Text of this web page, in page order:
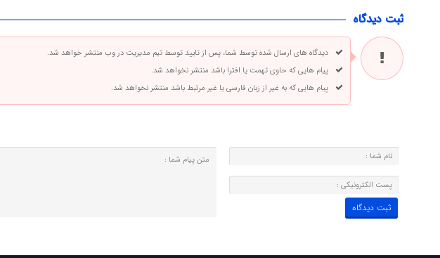
ثبت دیدگاه
دیدگاه های ارسال شده توسط شما، پس از تایید توسط تیم مدیریت در وب منتشر خواهد شد.
پیام هایی که حاوی تهمت یا افترا باشد منتشر نخواهد شد.
پیام هایی که به غیر از زبان فارسی یا غیر مرتبط باشد منتشر نخواهد شد.